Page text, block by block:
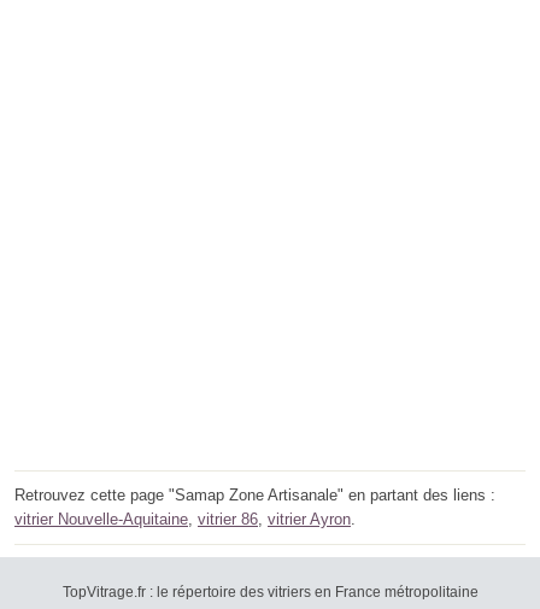
Retrouvez cette page "Samap Zone Artisanale" en partant des liens :
vitrier Nouvelle-Aquitaine, vitrier 86, vitrier Ayron.
TopVitrage.fr : le répertoire des vitriers en France métropolitaine